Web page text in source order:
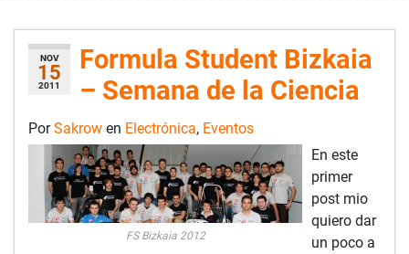
NOV
15
2011
Formula Student Bizkaia
– Semana de la Ciencia
PorSakrow en Electrónica, Eventos
FS Bizkaia 2012
En este
primer
post mio
quiero dar
un poco a